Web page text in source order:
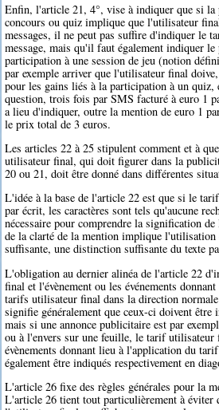
Enfin, l'article 21, 4°, vise à indiquer que si la
concours ou quiz implique que l'utilisateur
messages, il ne peut pas suffire d'indiquer le
message, mais qu'il faut également indiquer
participation à une session de jeu (notion
par exemple arriver que l'utilisateur final
pour les gains liés à la participation à un quiz,
question, trois fois par SMS facturé à euro 1
a lieu d'indiquer, outre la mention de euro 1
le prix total de 3 euros.
Les articles 22 à 25 stipulent comment et à
utilisateur final, qui doit figurer dans la
20 ou 21, doit être donné dans différentes
L'idée à la base de l'article 22 est que si le
par écrit, les caractères sont tels qu'aucune
nécessaire pour comprendre la signification
de la clarté de la mention implique l'utilisation
suffisante, une distinction suffisante du texte
L'obligation au dernier alinéa de l'article 22
final et l'évènement ou les événements
tarifs utilisateur final dans la direction
signifie généralement que ceux-ci doivent être
mais si une annonce publicitaire est par
ou à l'envers sur une feuille, le tarif utilisateur
évènements donnant lieu à l'application du
également être indiqués respectivement en
L'article 26 fixe des règles générales pour la
L'article 26 tient tout particulièrement à éviter